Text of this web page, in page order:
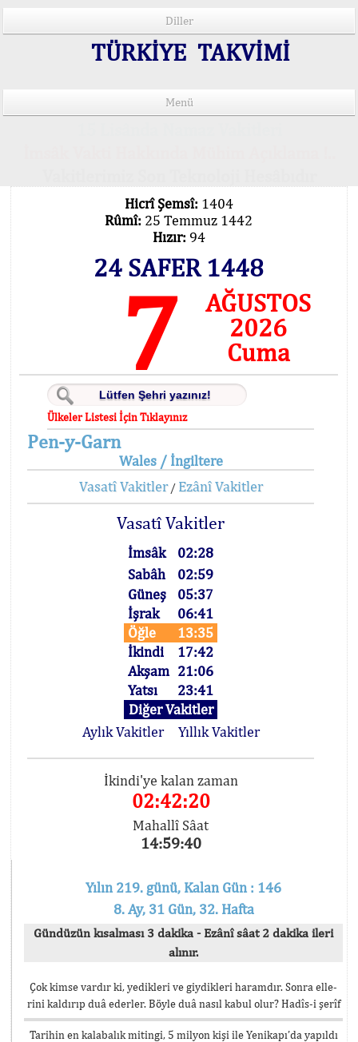
Diller
TÜRKİYE TAKVİMİ
Menü
Hicrî Şemsî: 1404
Rûmî: 25 Temmuz 1442
Hızır: 94
24 SAFER 1448
7
AĞUSTOS
2026
Cuma
Ülkeler Listesi İçin Tıklayınız
Pen-y-Garn
Wales / İngiltere
Vasatî Vakitler/ Ezânî Vakitler
Vasatî Vakitler
İmsâk
02:28
Sabâh
02:59
Güneş
05:37
İşrak
06:41
Öğle
13:35
İkindi
17:42
Akşam 21:06
Yatsı
23:41
Diğer Vakitler
Aylık Vakitler
Yıllık Vakitler
İkindi'ye kalan zaman
02:42:20
Mahallî Sâat
14:59:40
Yılın 219. günü, Kalan Gün : 146
8. Ay, 31 Gün, 32. Hafta
Gündüzün kısalması 3 dakika - Ezânî sâat 2 dakika ileri
alınır.
Çok kimse vardır ki, yedikleri ve giydikleri haramdır. Sonra elle-
rini kaldırıp duâ ederler. Böyle duâ nasıl kabul olur? Hadîs-i şerîf
Tarihin en kalabalık mitingi, 5 milyon kişi ile Yenikapı’da yapıldı